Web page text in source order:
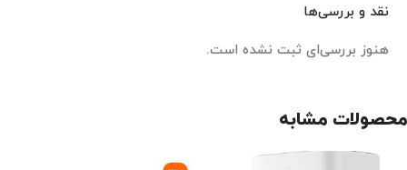
نقد و بررسی‌ها
هنوز بررسی‌ای ثبت نشده است.
محصولات مشابه